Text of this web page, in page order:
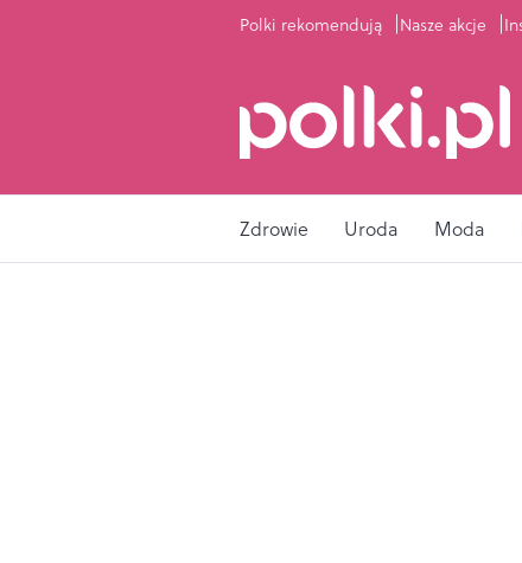
Polki rekomendują Nasze akcje
Zdrowie Uroda Moda